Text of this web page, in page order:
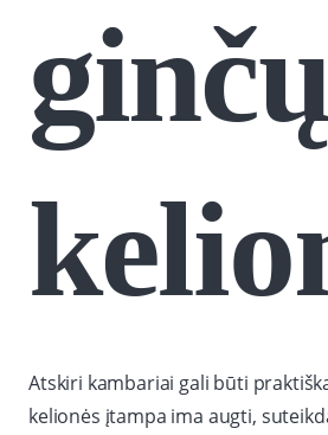
Atskiri kambariai gali būti
kelionės įtampa ima augti,